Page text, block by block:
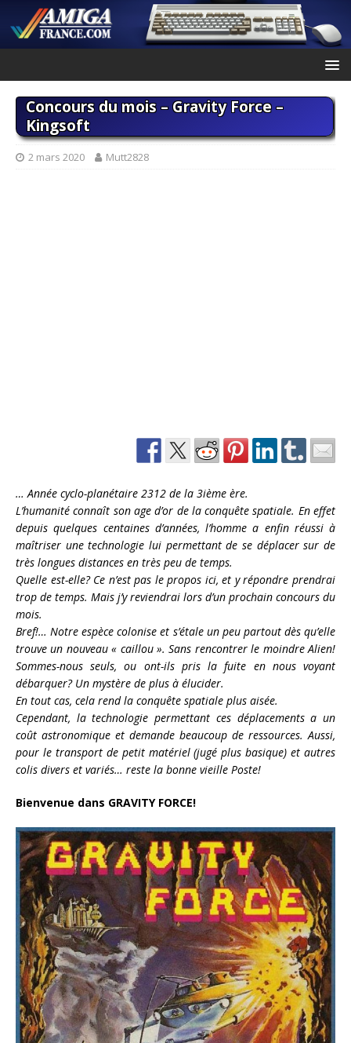
Concours du mois – Gravity Force –
Kingsoft
2 mars 2020 Mutt2828
… Année cyclo-planétaire 2312 de la 3ième ère.
L’humanité connaît son age d’or de la conquête spatiale. En effet
depuis quelques centaines d’années, l’homme a enfin réussi à
maîtriser une technologie lui permettant de se déplacer sur de
très longues distances en très peu de temps.
Quelle est-elle? Ce n’est pas le propos ici, et y répondre prendrai
trop de temps. Mais j’y reviendrai lors d’un prochain concours du
mois.
Bref!… Notre espèce colonise et s’étale un peu partout dès qu’elle
trouve un nouveau « caillou ». Sans rencontrer le moindre Alien!
Sommes-nous seuls, ou ont-ils pris la fuite en nous voyant
débarquer? Un mystère de plus à élucider.
En tout cas, cela rend la conquête spatiale plus aisée.
Cependant, la technologie permettant ces déplacements a un
coût astronomique et demande beaucoup de ressources. Aussi,
pour le transport de petit matériel (jugé plus basique) et autres
colis divers et variés… reste la bonne vieille Poste!
Bienvenue dans GRAVITY FORCE!